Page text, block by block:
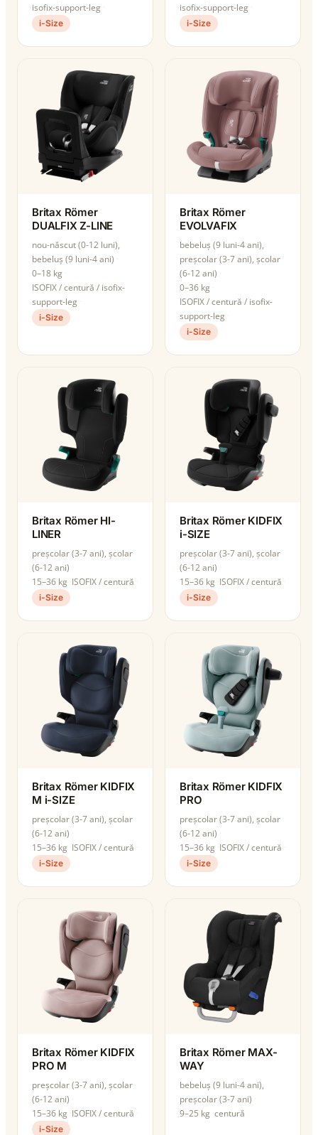
isofix-support-leg
i-Size
isofix-support-leg
i-Size
Britax Römer
DUALFIX Z-LINE
nou-născut (0-12 luni),
bebeluș (9 luni-4 ani)
0–18 kg
ISOFIX / centură / isofix-
support-leg
i-Size
Britax Römer
EVOLVAFIX
bebeluș (9 luni-4 ani),
preșcolar (3-7 ani), școlar
(6-12 ani)
0–36 kg
ISOFIX / centură / isofix-
support-leg
i-Size
Britax Römer HI-
LINER
preșcolar (3-7 ani), școlar
(6-12 ani)
15–36 kg ISOFIX / centură
i-Size
Britax Römer KIDFIX
i-SIZE
preșcolar (3-7 ani), școlar
(6-12 ani)
15–36 kg ISOFIX / centură
i-Size
Britax Römer KIDFIX
M i-SIZE
preșcolar (3-7 ani), școlar
(6-12 ani)
15–36 kg ISOFIX / centură
i-Size
Britax Römer KIDFIX
PRO
preșcolar (3-7 ani), școlar
(6-12 ani)
15–36 kg ISOFIX / centură
i-Size
Britax Römer KIDFIX
PRO M
preșcolar (3-7 ani), școlar
(6-12 ani)
15–36 kg ISOFIX / centură
i-Size
Britax Römer MAX-
WAY
bebeluș (9 luni-4 ani),
preșcolar (3-7 ani)
9–25 kg centură